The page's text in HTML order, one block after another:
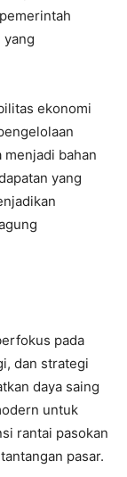
yang
ekonomi
bahan
yang
pada
dan strategi
daya saing
untuk
rantai pasokan
pasar.